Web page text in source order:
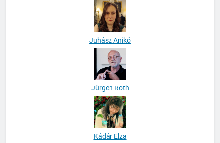
Juhász Anikó
Jürgen Roth
Kádár Elza